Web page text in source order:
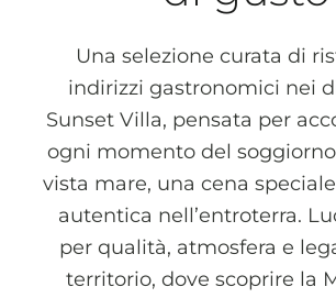
Una selezione curata di
indirizzi gastronomici nei
Sunset Villa, pensata per
ogni momento del
vista mare, una cena
autentica nell’entroterra.
per qualità, atmosfera e
territorio, dove scoprire la